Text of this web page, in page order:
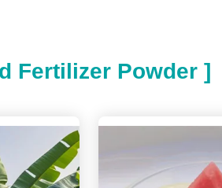
Fertilizer Powder ]